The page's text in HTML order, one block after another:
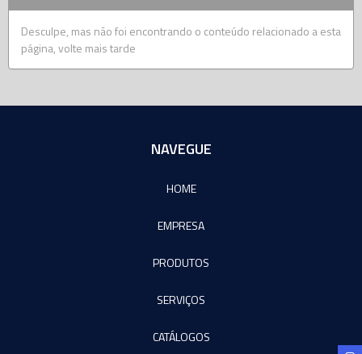
Desculpe, mas não foi encontrando o conteúdo relacionado a esta
página, volte mais tarde
NAVEGUE
HOME
EMPRESA
PRODUTOS
SERVIÇOS
CATÁLOGOS